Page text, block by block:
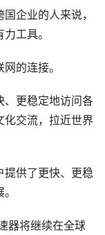
企业的人来说，
工具。
的连接。
、更稳定地访问各
化交流，拉近世界
提供了更快、更稳
器将继续在全球